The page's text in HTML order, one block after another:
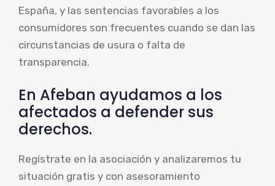
España, y las sentencias favorables a los
consumidores son frecuentes cuando se dan las
circunstancias de usura o falta de
transparencia.
En Afeban ayudamos a los
afectados a defender sus
derechos.
Regístrate en la asociación y analizaremos tu
situación gratis y con asesoramiento